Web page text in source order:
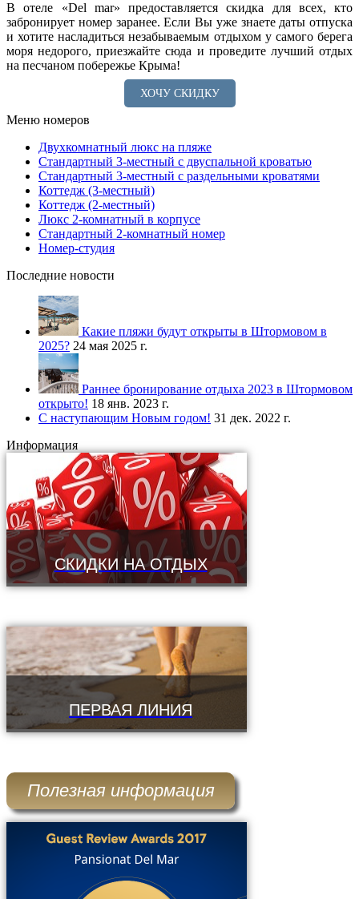
В отеле «Del mar» предоставляется скидка для всех, кто
забронирует номер заранее. Если Вы уже знаете даты отпуска
и хотите насладиться незабываемым отдыхом у самого берега
моря недорого, приезжайте сюда и проведите лучший отдых
на песчаном побережье Крыма!
ХОЧУ СКИДКУ
Меню номеров
Двухкомнатный люкс на пляже
Стандартный 3-местный с двуспальной кроватью
Стандартный 3-местный с раздельными кроватями
Коттедж (3-местный)
Коттедж (2-местный)
Люкс 2-комнатный в корпусе
Стандартный 2-комнатный номер
Номер-студия
Последние новости
Какие пляжи будут открыты в Штормовом в
2025? 24 мая 2025 г.
Раннее бронирование отдыха 2023 в Штормовом
открыто! 18 янв. 2023 г.
С наступающим Новым годом! 31 дек. 2022 г.
Информация
СКИДКИ НА ОТДЫХ
ПЕРВАЯ ЛИНИЯ
Полезная информация